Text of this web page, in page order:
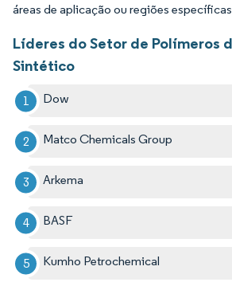
áreas de aplicação ou regiões
Líderes do Setor de Polímeros
Sintético
Dow
Matco Chemicals Group
Arkema
BASF
Kumho Petrochemical